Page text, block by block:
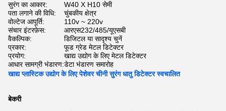
सुरंग का आकार:
W40 X H10 सेमी
पता लगाने की विधि:
चुंबकीय क्षेत्र
वोल्टेज आपूर्ति:
110v ~ 220v
संचार इंटरफ़ेस:
आरएस232/485/यूएसबी
वैकल्पिक:
डिजिटल या सादृश्य चुनें
प्रकार:
फूड ग्रेड मेटल डिटेक्टर
प्रयोग:
खाद्य उद्योग के लिए मेटल डिटेक्टर
आधार सामग्री भंडारण:डेटा भंडारण समारोह
खाद्य प्लास्टिक उद्योग के लिए पेशेवर चीनी सुरंग धातु डिटेक्टर स्वचालित
बेकरी